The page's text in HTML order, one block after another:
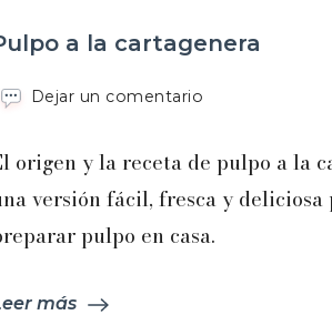
a la cartagenera
Dejar un comentario
la
cartagenera
origen y la receta de pulpo a la
versión fácil, fresca y deliciosa
pulpo en casa.
más